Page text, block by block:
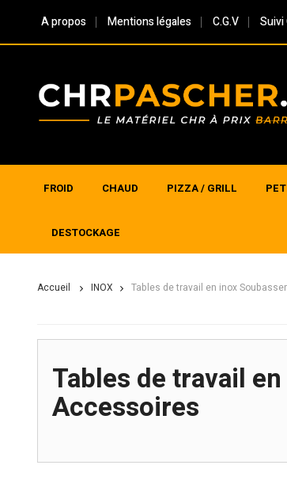
A propos Mentions légales C.G.V Suivi
FROID CHAUD PIZZA / GRILL
DESTOCKAGE
Accueil INOX Tables de travail en inox
Tables de travail
Accessoires